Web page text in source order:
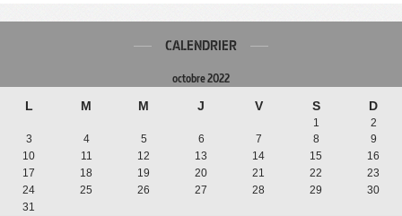
CALENDRIER
octobre 2022
L M M J V S D
1
2
3
4 5 6 7 8
9
10
11 12 13 14 15
16
17
18 19 20 21 22
23
24
25 26 27 28 29
30
31